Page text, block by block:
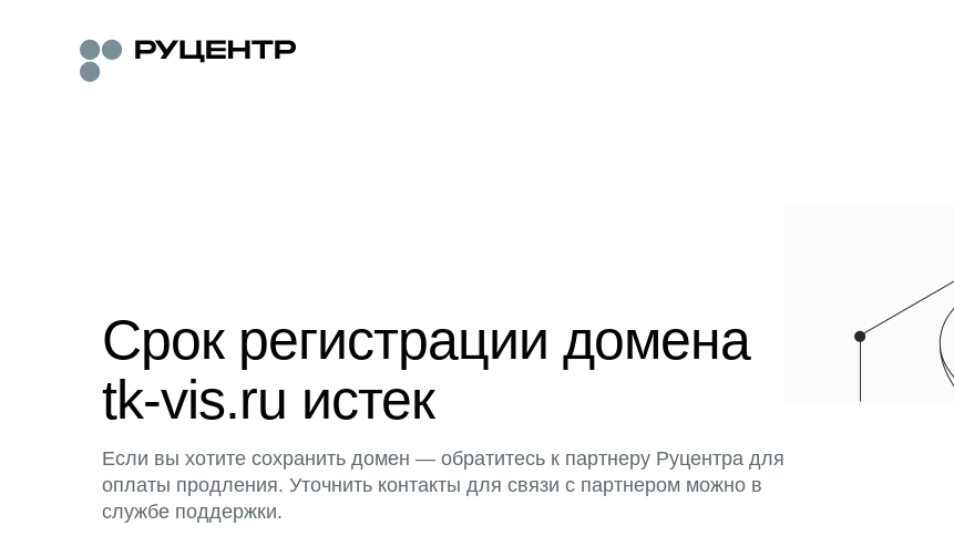
Срок регистрации домена
tk-vis.ru истек
Если вы хотите сохранить домен — обратитесь к партнеру Руцентра для
оплаты продления. Уточнить контакты для связи с партнером можно в
службе поддержки.